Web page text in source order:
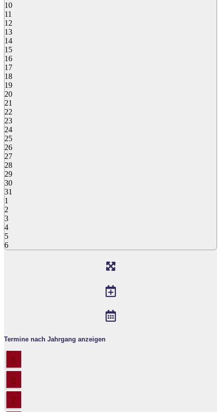
10
11
12
13
14
15
16
17
18
19
20
21
22
23
24
25
26
27
28
29
30
31
1
2
3
4
5
6
Termine nach Jahrgang anzeigen
5
6
7